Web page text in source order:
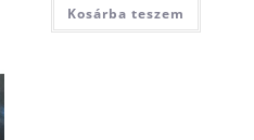
Kosárba teszem